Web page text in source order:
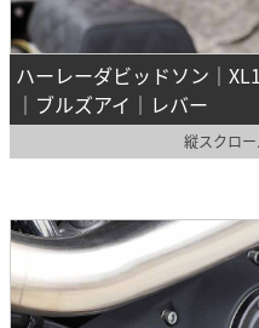
ハーレーダビッドソン｜
｜ブルズアイ｜レバー
縦スクロ